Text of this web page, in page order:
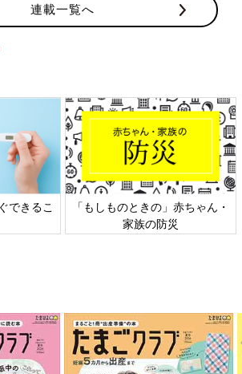
連載一覧へ
できるこ
「もしものときの」赤ちゃん・
家族の防災